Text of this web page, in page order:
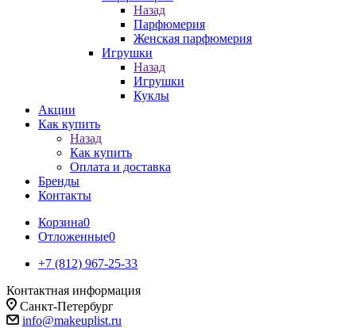
Назад
Парфюмерия
Женская парфюмерия
Игрушки
Назад
Игрушки
Куклы
Акции
Как купить
Назад
Как купить
Оплата и доставка
Бренды
Контакты
Корзина0
Отложенные0
+7 (812) 967-25-33
Контактная информация
Санкт-Петербург
info@makeuplist.ru